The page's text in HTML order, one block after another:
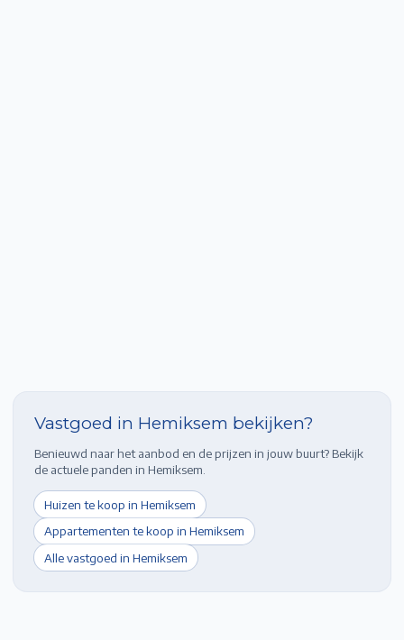
Vastgoed in Hemiksem bekijken?
Benieuwd naar het aanbod en de prijzen in jouw buurt? Bekijk
de actuele panden in Hemiksem
Huizen te koop in Hemiksem
Appartementen te koop in Hemiksem
Alle vastgoed in Hemiksem